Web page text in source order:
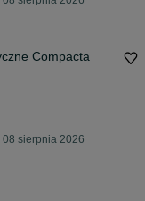
Compacta
sierpnia 2026